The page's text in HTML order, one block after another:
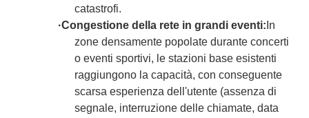
catastrofi.
·Congestione della rete in grandi eventi: In
zone densamente popolate durante concerti
o eventi sportivi, le stazioni base esistenti
raggiungono la capacità, con conseguente
scarsa esperienza dell'utente (assenza di
segnale, interruzione delle chiamate, data